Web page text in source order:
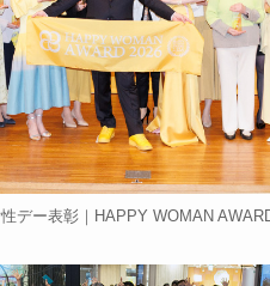
デー表彰｜HAPPY WOMAN